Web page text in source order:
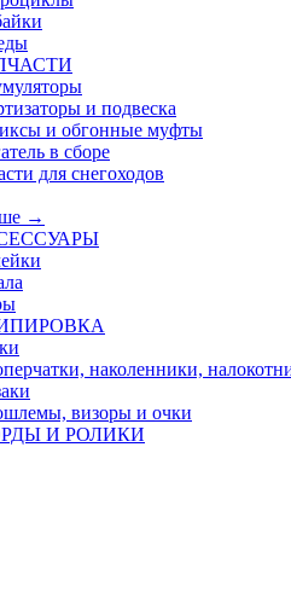
и подвеска
и обгонные муфты
в сборе
для снегоходов
→
наколенники,
визоры и очки
И РОЛИКИ